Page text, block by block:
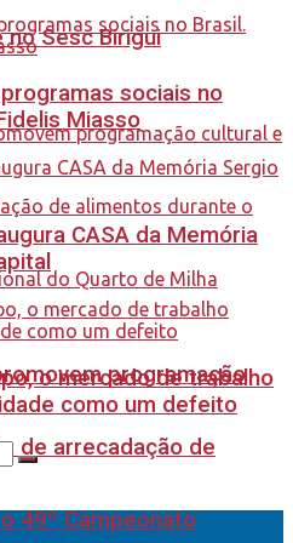
Sesc Birigui
programação
de arrecadação de
49º Campeonato
sociais no
Miasso
CASA da Memória
o mercado de trabalho
como um defeito